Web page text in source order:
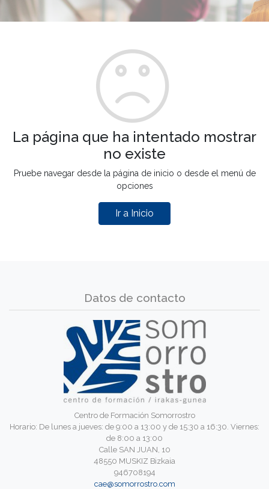
La página que ha intentado mostrar
no existe
Pruebe navegar desde la página de inicio o desde el menú de
opciones
Ir a Inicio
Datos de contacto
Centro de Formación Somorrostro
Horario: De lunes a jueves: de 9:00 a 13:00 y de 15:30 a 16:30. Viernes:
de 8:00 a 13:00
Calle SAN JUAN, 10
48550 MUSKIZ Bizkaia
946708194
cae@somorrostro.com